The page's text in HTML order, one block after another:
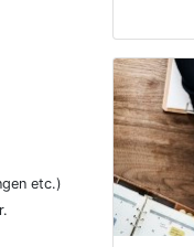
etc.)